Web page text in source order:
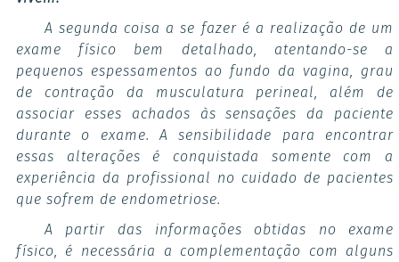
A segunda coisa a se fazer é a realização de um
exame físico bem detalhado, atentando-se a
pequenos espessamentos ao fundo da vagina, grau
de contração da musculatura perineal, além de
associar esses achados às sensações da paciente
durante o exame. A sensibilidade para encontrar
essas alterações é conquistada somente com a
experiência da profissional no cuidado de pacientes
que sofrem de endometriose.
A partir das informações obtidas no exame
físico, é necessária a complementação com alguns